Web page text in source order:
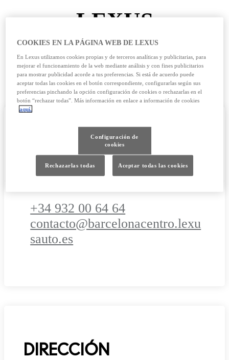
LEXUS
BARCELONA -
TUSET
CONTACTO
+34 932 00 64 64
contacto@barcelonacentro.lexu
sauto.es
DIRECCIÓN
COOKIES EN LA PÁGINA WEB DE LEXUS
En Lexus utilizamos cookies propias y de terceros analíticas y publicitarias, para
mejorar el funcionamiento de la web mediante análisis y con fines publicitarios
para mostrar publicidad acorde a tus preferencias. Si está de acuerdo puede
aceptar todas las cookies en el botón correspondiente, configurarlas según sus
preferencias pinchando la opción configuración de cookies o rechazarlas en el
botón “rechazar todas”. Más información en enlace a información de cookies
aquí.
Configuración de
cookies
Rechazarlas todas Aceptar todas las cookies